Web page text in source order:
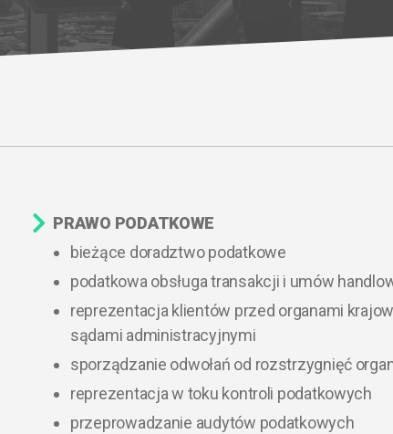
PRAWO PODATKOWE
bieżące doradztwo podatkowe
podatkowa obsługa transakcji i umów
reprezentacja klientów przed organami
sądami administracyjnymi
sporządzanie odwołań od rozstrzygnięć
reprezentacja w toku kontroli podatkowych
przeprowadzanie audytów podatkowych